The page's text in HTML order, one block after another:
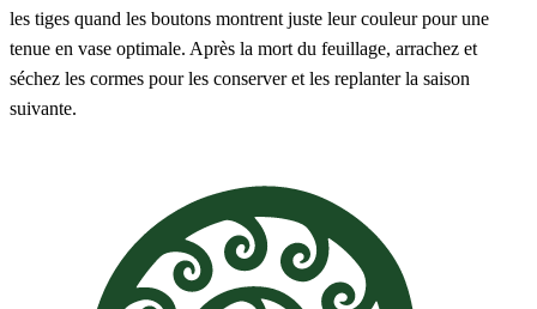
les tiges quand les boutons montrent juste leur couleur pour une
tenue en vase optimale. Après la mort du feuillage, arrachez et
séchez les cormes pour les conserver et les replanter la saison
suivante.